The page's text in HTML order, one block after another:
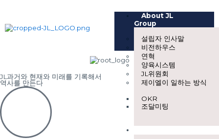
로
About JL
Group
설립자 인사말
비전하우스
연혁
양육시스템
JL위원회
제이엘이 일하는 방식
OKR
조달미팅
JL과거와 현재와 미래를 기록해서
역사를 만든다